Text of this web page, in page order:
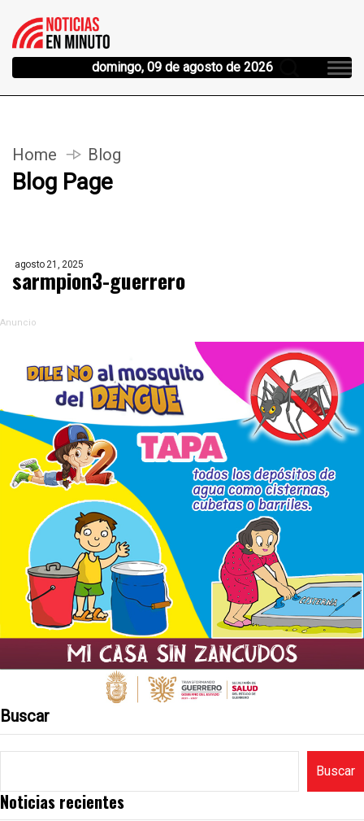
domingo, 09 de agosto de 2026
Home Blog
Blog Page
agosto 21, 2025
sarmpion3-guerrero
Anuncio
Buscar
Buscar
Noticias recientes